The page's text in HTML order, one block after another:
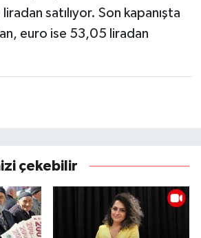
satılıyor. Son kapanışta
euro ise 53,05 liradan
çekebilir